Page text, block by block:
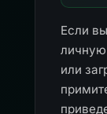
Если
или